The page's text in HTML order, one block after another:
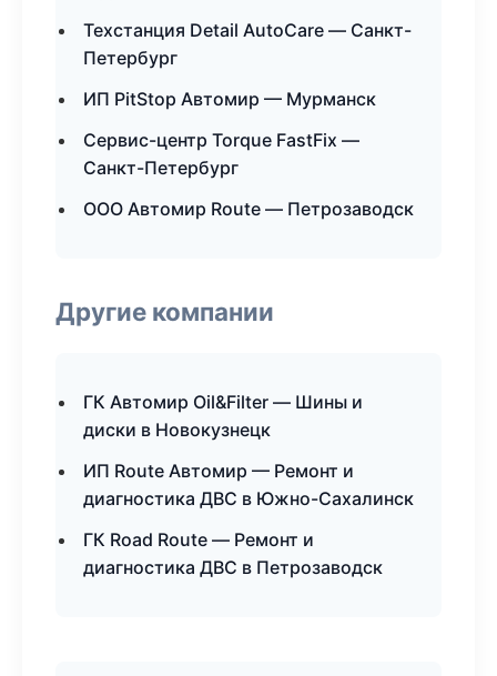
Техстанция Detail AutoCare — Санкт-
Петербург
ИП PitStop Автомир — Мурманск
Сервис-центр Torque FastFix —
Санкт-Петербург
ООО Автомир Route — Петрозаводск
Другие компании
ГК Автомир Oil&Filter — Шины и
диски в Новокузнецк
ИП Route Автомир — Ремонт и
диагностика ДВС в Южно-Сахалинск
ГК Road Route — Ремонт и
диагностика ДВС в Петрозаводск